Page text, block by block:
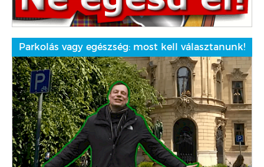
Parkolás vagy egészség: most kell választanunk!